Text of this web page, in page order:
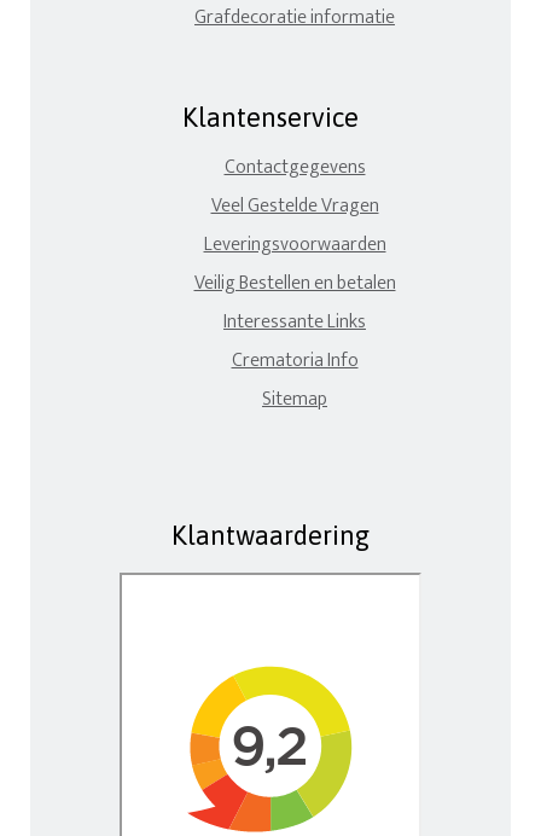
Grafdecoratie informatie
Klantenservice
Contactgegevens
Veel Gestelde Vragen
Leveringsvoorwaarden
Veilig Bestellen en betalen
Interessante Links
Crematoria Info
Sitemap
Klantwaardering